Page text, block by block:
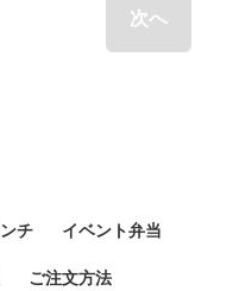
次へ
チ イベント弁当
ご注文方法